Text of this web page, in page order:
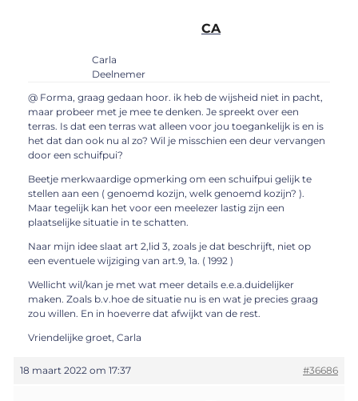
CA
Carla
Deelnemer
@ Forma, graag gedaan hoor. ik heb de wijsheid niet in pacht,
maar probeer met je mee te denken. Je spreekt over een
terras. Is dat een terras wat alleen voor jou toegankelijk is en is
het dat dan ook nu al zo? Wil je misschien een deur vervangen
door een schuifpui?
Beetje merkwaardige opmerking om een schuifpui gelijk te
stellen aan een ( genoemd kozijn, welk genoemd kozijn? ).
Maar tegelijk kan het voor een meelezer lastig zijn een
plaatselijke situatie in te schatten.
Naar mijn idee slaat art 2,lid 3, zoals je dat beschrijft, niet op
een eventuele wijziging van art.9, 1a. ( 1992 )
Wellicht wil/kan je met wat meer details e.e.a.duidelijker
maken. Zoals b.v.hoe de situatie nu is en wat je precies graag
zou willen. En in hoeverre dat afwijkt van de rest.
Vriendelijke groet, Carla
18 maart 2022 om 17:37 #36686